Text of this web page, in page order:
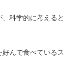
科学的に考えると
んで食べているス